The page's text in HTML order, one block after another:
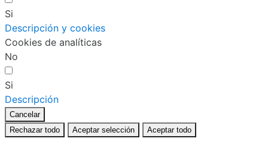
Si
Descripción y cookies
Cookies de analíticas
No
Si
Descripción
Cancelar
Rechazar todo
Aceptar selección Aceptar todo